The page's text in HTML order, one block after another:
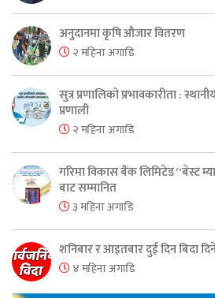
अनुदानमा कृषि औजार वितरण
२ महिना अगाडि
सुत्र प्रणालिको प्रभावकारीता :
प्रणाली
२ महिना अगाडि
गरिमा विकास बैंक लिमिटेड “बेस्ट
बाट सम्मानित
३ महिना अगाडि
शनिबार र आइतबार दुई दिन बिदा
४ महिना अगाडि